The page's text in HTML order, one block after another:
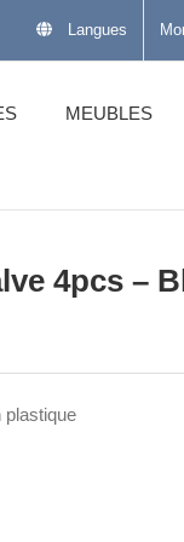
Langues
MEUBLES
4pcs –
plastique